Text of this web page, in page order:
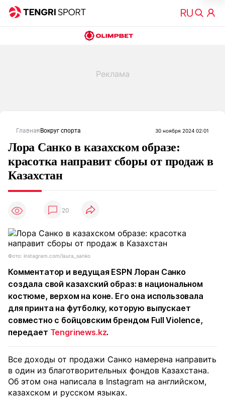
Главная Вокруг спорта 30 ноября 2024 02:01
Лора Санко в казахском образе:
красотка направит сборы от продаж в
Казахстан
20
Фото: instagram.com/laura_sanko
Комментатор и ведущая ESPN Лоран Санко
создала свой казахский образ: в национальном
костюме, верхом на коне. Его она использовала
для принта на футболку, которую выпускает
совместно с бойцовским брендом Full Violence,
передает Tengrinews.kz.
Все доходы от продажи Санко намерена направить
в один из благотворительных фондов Казахстана.
Об этом она написала в Instagram на английском,
казахском и русском языках.